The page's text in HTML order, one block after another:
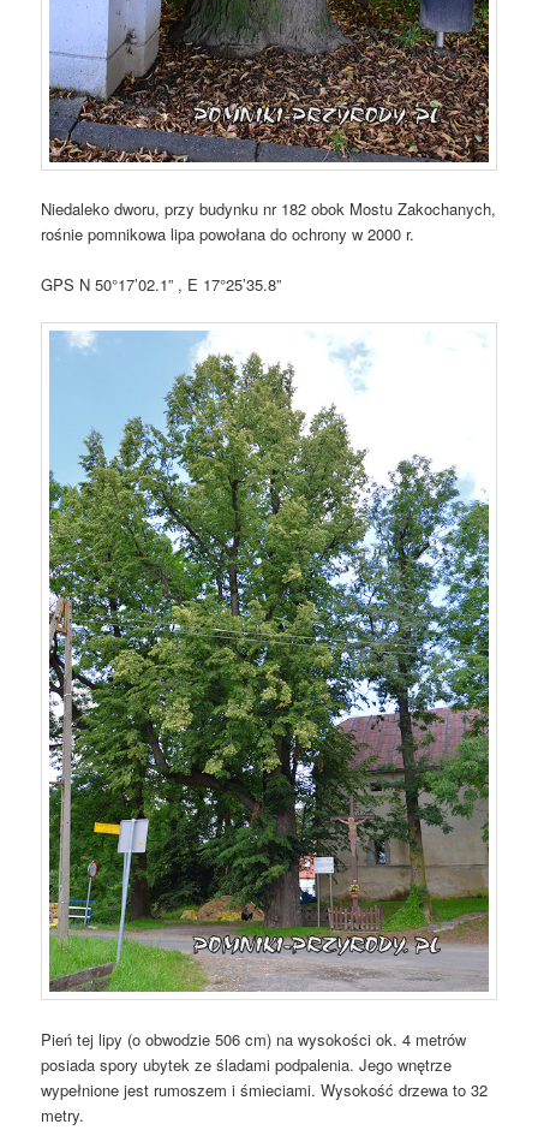
Niedaleko dworu, przy budynku nr 182 obok Mostu Zakochanych,
rośnie pomnikowa lipa powołana do ochrony w 2000 r.
GPS N 50°17’02.1” , E 17°25’35.8”
Pień tej lipy (o obwodzie 506 cm) na wysokości ok. 4 metrów
posiada spory ubytek ze śladami podpalenia. Jego wnętrze
wypełnione jest rumoszem i śmieciami. Wysokość drzewa to 32
metry.